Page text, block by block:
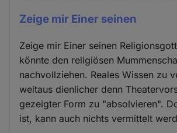
Zeige mir Einer seinen
Zeige mir Einer seinen
könnte den religiösen
nachvollziehen. Reales Wissen zu
weitaus dienlicher denn
gezeigter Form zu "absolvieren".
ist, kann auch nichts vermittelt